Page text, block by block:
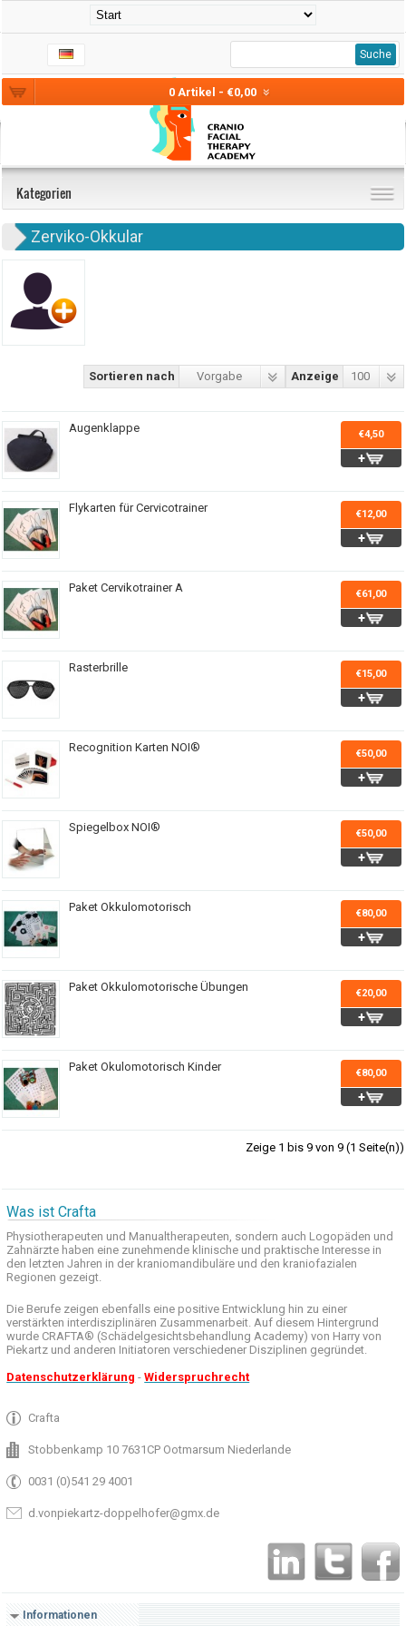
0 Artikel - €0,00
Suche
Kategorien
Zerviko-Okkular
Anzeige 100
Sortieren nach Vorgabe
Augenklappe €4,50
Flykarten für Cervicotrainer €12,00
Paket Cervikotrainer A €61,00
Rasterbrille €15,00
Recognition Karten NOI® €50,00
Spiegelbox NOI® €50,00
Paket Okkulomotorisch €80,00
Paket Okkulomotorische Übungen €20,00
Paket Okulomotorisch Kinder €80,00
Zeige 1 bis 9 von 9 (1 Seite(n))
Was ist Crafta
Physiotherapeuten und Manualtherapeuten, sondern auch Logopäden und
Zahnärzte haben eine zunehmende klinische und praktische Interesse in
den letzten Jahren in der kraniomandibuläre und den kraniofazialen
Regionen gezeigt.
Die Berufe zeigen ebenfalls eine positive Entwicklung hin zu einer
verstärkten interdisziplinären Zusammenarbeit. Auf diesem Hintergrund
wurde CRAFTA® (Schädelgesichtsbehandlung Academy) von Harry von
Piekartz und anderen Initiatoren verschiedener Disziplinen gegründet.
Datenschutzerklärung -Widerspruchrecht
Crafta
Stobbenkamp 10 7631CP Ootmarsum Niederlande
0031 (0)541 29 4001
d.vonpiekartz-doppelhofer@gmx.de
Informationen